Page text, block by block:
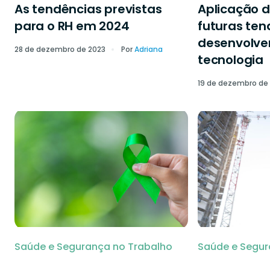
As tendências previstas
para o RH em 2024
28 de dezembro de 2023 PorAdriana
Aplicação
futuras
tecnologia
19 de dezembro de
Saúde e Segurança no Trabalho Saúde e